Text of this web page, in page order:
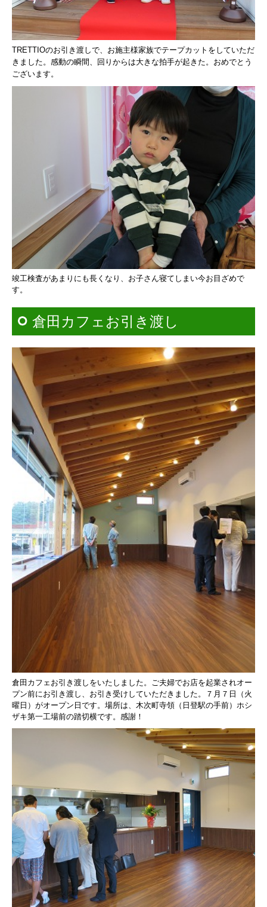
TRETTIOのお引き渡しで、 お施主様家族でテープカットをしていただ
きました。 感動の瞬間、回りからは大きな拍手が起きた。 おめでとう
ございます。
竣工検査があまりにも長くなり、 お子さん寝てしまい今お目ざめで
す。
倉田カフェお引き渡し
倉田カフェお引き渡しをいたしました。
ご夫婦でお店を起業されオー
プン前にお引き渡し、お引き受けしていただきました。
７月７日（火
曜日）がオープン日です。 場所は、木次町寺領（日登駅の手前） ホシ
ザキ第一工場前の踏切横です。 感謝！